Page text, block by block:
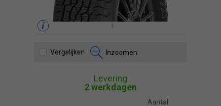
Vergelijken Inzoomen
Levering
2 werkdagen
Aantal: